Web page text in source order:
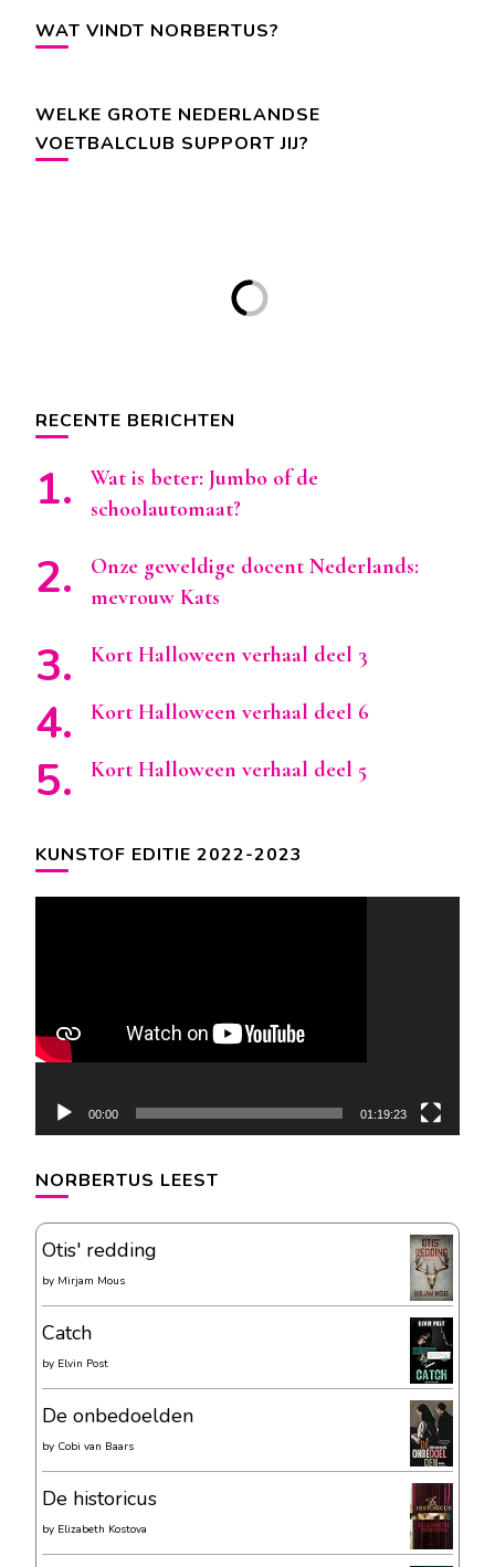
WAT VINDT NORBERTUS?
WELKE GROTE NEDERLANDSE
VOETBALCLUB SUPPORT JIJ?
RECENTE BERICHTEN
Wat is beter: Jumbo of de
schoolautomaat?
Onze geweldige docent Nederlands:
mevrouw Kats
Kort Halloween verhaal deel 3
Kort Halloween verhaal deel 6
Kort Halloween verhaal deel 5
KUNSTOF EDITIE 2022-2023
00:00 01:19:23
NORBERTUS LEEST
Otis' redding
by Mirjam Mous
Catch
by Elvin Post
De onbedoelden
by Cobi van Baars
De historicus
by Elizabeth Kostova